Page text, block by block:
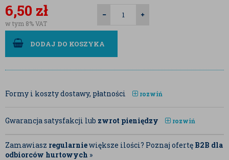
6,50 zł
w tym 8% VAT
DODAJ DO KOSZYKA
Formy i koszty dostawy, płatności rozwiń
Gwarancja satysfakcji lub zwrot pieniędzy rozwiń
Zamawiasz regularniewiększe ilości? Poznaj ofertę B2B dla
odbiorców hurtowych »